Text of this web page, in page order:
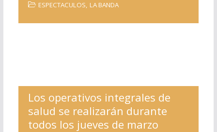
ESPECTACULOS, LA BANDA
Los operativos integrales de
salud se realizarán durante
todos los jueves de marzo